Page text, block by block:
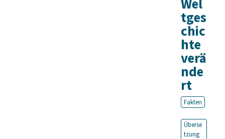
Wel
tges
chic
hte
verä
nde
rt
Fakten
Überse
tzung